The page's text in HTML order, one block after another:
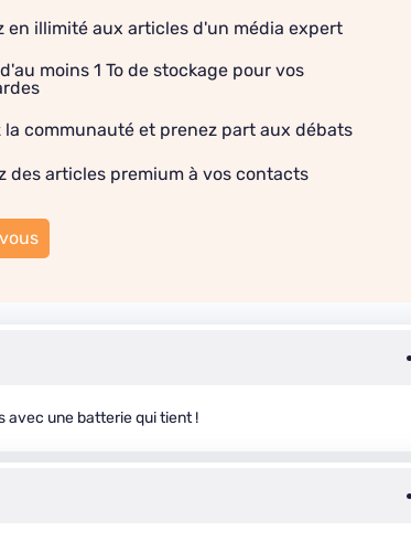
en illimité aux articles d'un média expert
moins 1 To de stockage pour vos
la communauté et prenez part aux débats
des articles premium à vos contacts
avec une batterie qui tient !